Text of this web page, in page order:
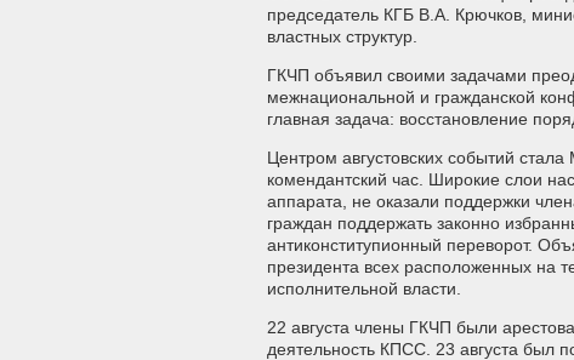
председатель КГБ В.А. Крючков,
властных структур.
ГКЧП объявил своими задачами
межнациональной и гражданской
главная задача: восстановление
Центром августовских событий
комендантский час. Широкие слои
аппарата, не оказали поддержки
граждан поддержать законно
антиконститупионный переворот.
президента всех расположенных на
исполнительной власти.
22 августа члены ГКЧП были
деятельность КПСС. 23 августа был